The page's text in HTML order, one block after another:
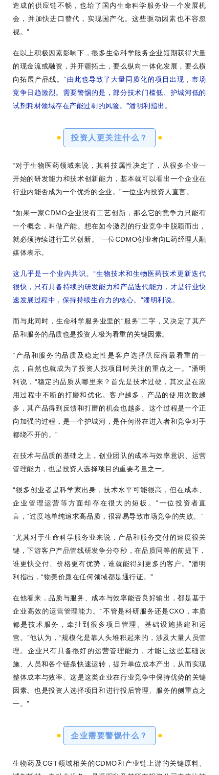
造成的供应链不畅，也给了国内生命科学服务业一个发展机
会，并加快进口替代，实现国产化。这些驱动因素也不容忽
视。”
在以上积极因素影响下，很多生命科学服务企业短期获得大量
的现金流或融资，并开疆拓土，要么纵向一体化发展，要么横
向拓展产品线。“由此也导致了大量同质化的项目出现，市场
竞争日趋激烈。需要警惕的是，部分技术门槛低、护城河低的
试剂耗材领域存在产能过剩的风险。”潘明利指出。
投资人更关注什么？
“对于生物医药领域来说，其科技属性决定了，从很多企业一
开始的研发能力和技术创新能力，基本就可以看出一个企业在
行业内能否成为一个优秀的企业。”一位业内投资人直言。
“如果一家CDMO企业没有工艺创新，那么它的竞争力只能有
一个概念，叫做产能。想在如今激烈的行业竞争中脱颖而出，
就必须持续进行工艺创新。”一位CDMO创业者向E药经理人融
媒体表示。
这几乎是一个业内共识。“生物技术和生物医药技术更新迭代
很快，只有具备持续的研发能力和产品迭代能力，才是行业快
速发展过程中，保持持续生命力的核心。”潘明利说。
而与此同时，生命科学服务业里的“服务”二字，又决定了其产
品和服务的品质也是投资人极为看重的关键因素。
“产品和服务的品质及稳定性是客户选择供应商最看重的一
点，自然也就成为了投资人找项目时关注的重点之一。”潘明
利说，“稳定的品质从哪里来？首先是技术过硬，其次是在应
用过程中不断的打磨和优化。客户越多，产品的使用次数越
多，其产品得到反馈和打磨的机会也越多。这个过程是一个正
向加强的过程，是一个护城河，是任何潜在进入者和竞争对手
都绕不开的。”
在技术与品质的基础之上，创业团队的成本与效率意识、运营
管理能力，也是投资人选择项目的重要考量之一。
“很多创业者是科学家出身，技术水平可能很高，但在成本、
企业管理运营等方面却存在很大的短板。”一位投资者直
言，“过度地单纯追求高品质，很容易导致市场竞争的失败。”
“尤其对于生命科学服务业来说，产品和服务交付的速度很关
键，下游客户产品管线研发争分夺秒，在品质同等的前提下，
谁更快交付、价格更有优势，谁就能得到更多的客户。”潘明
利指出，“物美价廉在任何领域都是通行证。”
在他看来，品质与服务、成本与效率能否良好输出，都是基于
企业高效的运营管理能力。“不管是科研服务还是CXO，本质
都是技术服务，牵扯到很多项目管理、基础设施搭建和运
营。”他认为，“规模化是靠人头堆积起来的，涉及大量人员管
理。企业只有具备很好的运营管理能力，才能让这些基础设
施、人员和各个链条快速运转，提升单位成本产出，从而实现
整体成本与效率。这是这类企业在行业竞争中保持优势的关键
因素。也是投资人选择项目和进行投后管理、服务的侧重点之
一。”
企业需要警惕什么？
生物药及CGT领域相关的CDMO和产业链上游的关键原料、